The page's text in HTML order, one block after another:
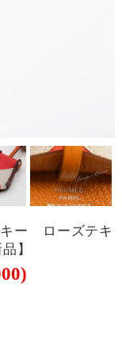
ー ローズテキ
】